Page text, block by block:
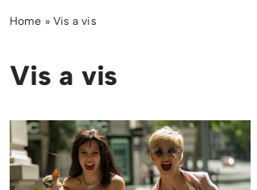
Home » Vis a vis
Vis a vis